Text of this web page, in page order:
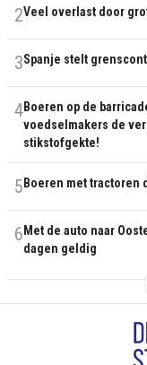
2Veel overlast door
3Spanje stelt
4Boeren op de
voedselmakers de
stikstofgekte!
5 Boeren met tractoren
6 Met de auto naar
dagen geldig